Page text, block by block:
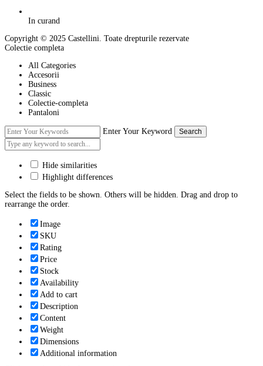
In curand
Copyright © 2025 Castellini. Toate drepturile rezervate
Colectie completa
All Categories
Accesorii
Business
Classic
Colectie-completa
Pantaloni
Enter Your Keyword Search
Hide similarities
Highlight differences
Select the fields to be shown. Others will be hidden. Drag and drop to
rearrange the order.
Image
SKU
Rating
Price
Stock
Availability
Add to cart
Description
Content
Weight
Dimensions
Additional information